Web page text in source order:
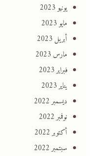
يونيو 2023
مايو 2023
أبريل 2023
مارس 2023
فبراير 2023
يناير 2023
ديسمبر 2022
نوفمبر 2022
أكتوبر 2022
سبتمبر 2022